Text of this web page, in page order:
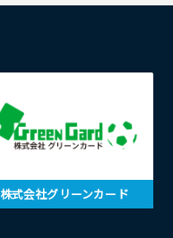
株式会社グリーンカード